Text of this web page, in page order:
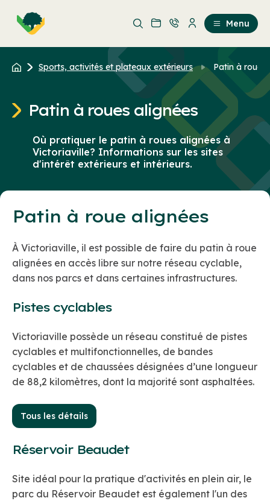
contenu
au
contenu
Menu
Sports, activités et plateaux extérieurs Patin à roues
Patin à roues alignées
Où pratiquer le patin à roues alignées à
Victoriaville? Informations sur les sites
d'intérêt extérieurs et intérieurs.
Patin à roue alignées
À Victoriaville, il est possible de faire du patin à roue
alignées en accès libre sur notre réseau cyclable,
dans nos parcs et dans certaines infrastructures.
Pistes cyclables
Victoriaville possède un réseau constitué de pistes
cyclables et multifonctionnelles, de bandes
cyclables et de chaussées désignées d’une longueur
de 88,2 kilomètres, dont la majorité sont asphaltées.
Tous les détails
Réservoir Beaudet
Site idéal pour la pratique d'activités en plein air, le
parc du Réservoir Beaudet est également l'un des